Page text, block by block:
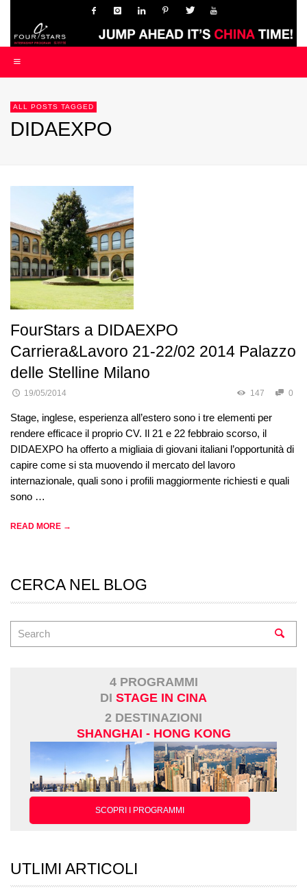
ALL POSTS TAGGED
DIDAEXPO
FourStars a DIDAEXPO
Carriera&Lavoro 21-22/02 2014 Palazzo
delle Stelline Milano
19/05/2014 147 0
Stage, inglese, esperienza all’estero sono i tre elementi per
rendere efficace il proprio CV. Il 21 e 22 febbraio scorso, il
DIDAEXPO ha offerto a migliaia di giovani italiani l’opportunità di
capire come si sta muovendo il mercato del lavoro
internazionale, quali sono i profili maggiormente richiesti e quali
sono …
READ MORE →
CERCA NEL BLOG
4 PROGRAMMI
DI STAGE IN CINA
2 DESTINAZIONI
SHANGHAI - HONG KONG
SCOPRI I PROGRAMMI
UTLIMI ARTICOLI